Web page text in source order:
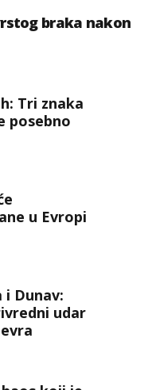
braka nakon
Tri znaka
posebno
u Evropi
i Dunav:
udar